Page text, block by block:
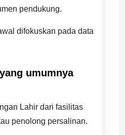
pendukung.
difokuskan pada data
umumnya
Lahir dari fasilitas
penolong persalinan.